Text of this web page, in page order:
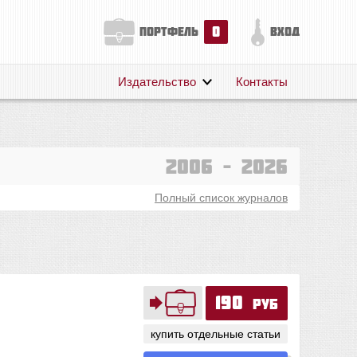
портфель 0 вход
Поддержка
Издательство Контакты
2006 – 2026
Полный список журналов
190 руб
купить отдельные статьи